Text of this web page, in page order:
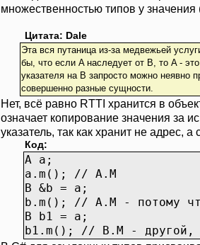
множественностью типов у
Цитата: Dale
Эта вся путаница из-за медвежьей
бы, что если A наследует от B, то A -
указателя на B запросто можно неявно
совершенно разные сущности.
Нет, всё равно RTTI хранится в
означает копирование значения за
указатель, так как хранит не адрес,
Код:
A a;
a.m(); // A.M
B &b = a;
b.m(); // A.M - потому
B b1 = a;
b1.m(); // B.M - другой,